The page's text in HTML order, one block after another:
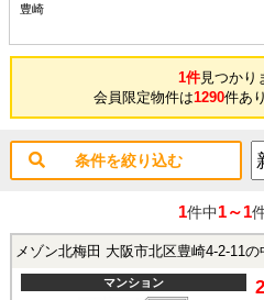
豊崎
1件見つかり
会員限定物件は1290件あ
条件を絞り込む
1件中1～1
メゾン北梅田 大阪市北区豊崎4-2-11
マンション